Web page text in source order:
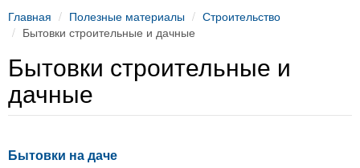
Главная Полезные материалы
Строительство
Бытовки строительные и дачные
Бытовки строительные и
дачные
Бытовки на даче